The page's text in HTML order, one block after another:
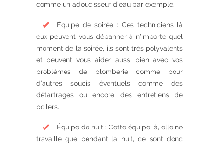
comme un adoucisseur d’eau par exemple.
Équipe de soirée : Ces techniciens là
eux peuvent vous dépanner à n’importe quel
moment de la soirée, ils sont très polyvalents
et peuvent vous aider aussi bien avec vos
problèmes de plomberie comme pour
d’autres soucis éventuels comme des
détartrages ou encore des entretiens de
boilers.
Équipe de nuit : Cette équipe là, elle ne
travaille que pendant la nuit, ce sont donc